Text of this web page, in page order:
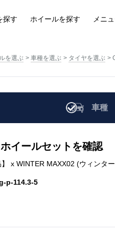
探す ホイールを探す メニ
を選ぶ 車種を選ぶ タイヤを選ぶ
車種
イールセットを確認
x WINTER MAXX02 (ウィン
p-114.3-5